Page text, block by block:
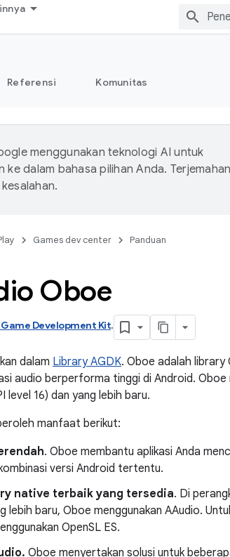
Referensi Komunitas
menggunakan teknologi AI untuk
ke dalam bahasa pilihan Anda.
Games dev center Panduan
Oboe
Development Kit.
dalam Library AGDK. Oboe adalah library
audio berperforma tinggi di Android.
level 16) dan yang lebih baru.
manfaat berikut:
. Oboe membantu aplikasi Anda
versi Android tertentu.
native terbaik yang tersedia. Di
lebih baru, Oboe menggunakan AAudio.
OpenSL ES.
Oboe menyertakan solusi untuk